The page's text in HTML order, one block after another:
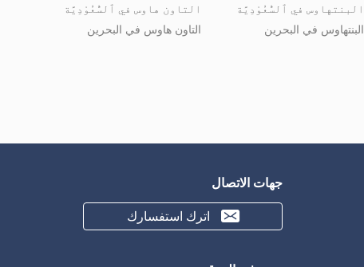
البنتهاوس في ٱلسُّعُوْدِيَّة
البنتهاوس في البحرين
التاون هاوس في ٱلسُّعُوْدِيَّة
التاون هاوس في البحرين
جهات الاتصال
اترك استفسارك